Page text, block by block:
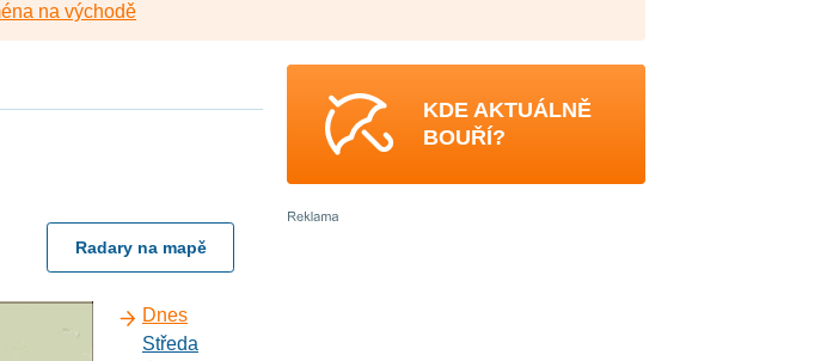
na východě
Radary na mapě
Dnes
Středa
KDE AKTUÁLNĚ
BOUŘÍ?